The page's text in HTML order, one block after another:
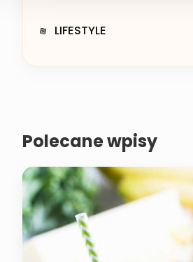
LIFESTYLE
Polecane wpisy